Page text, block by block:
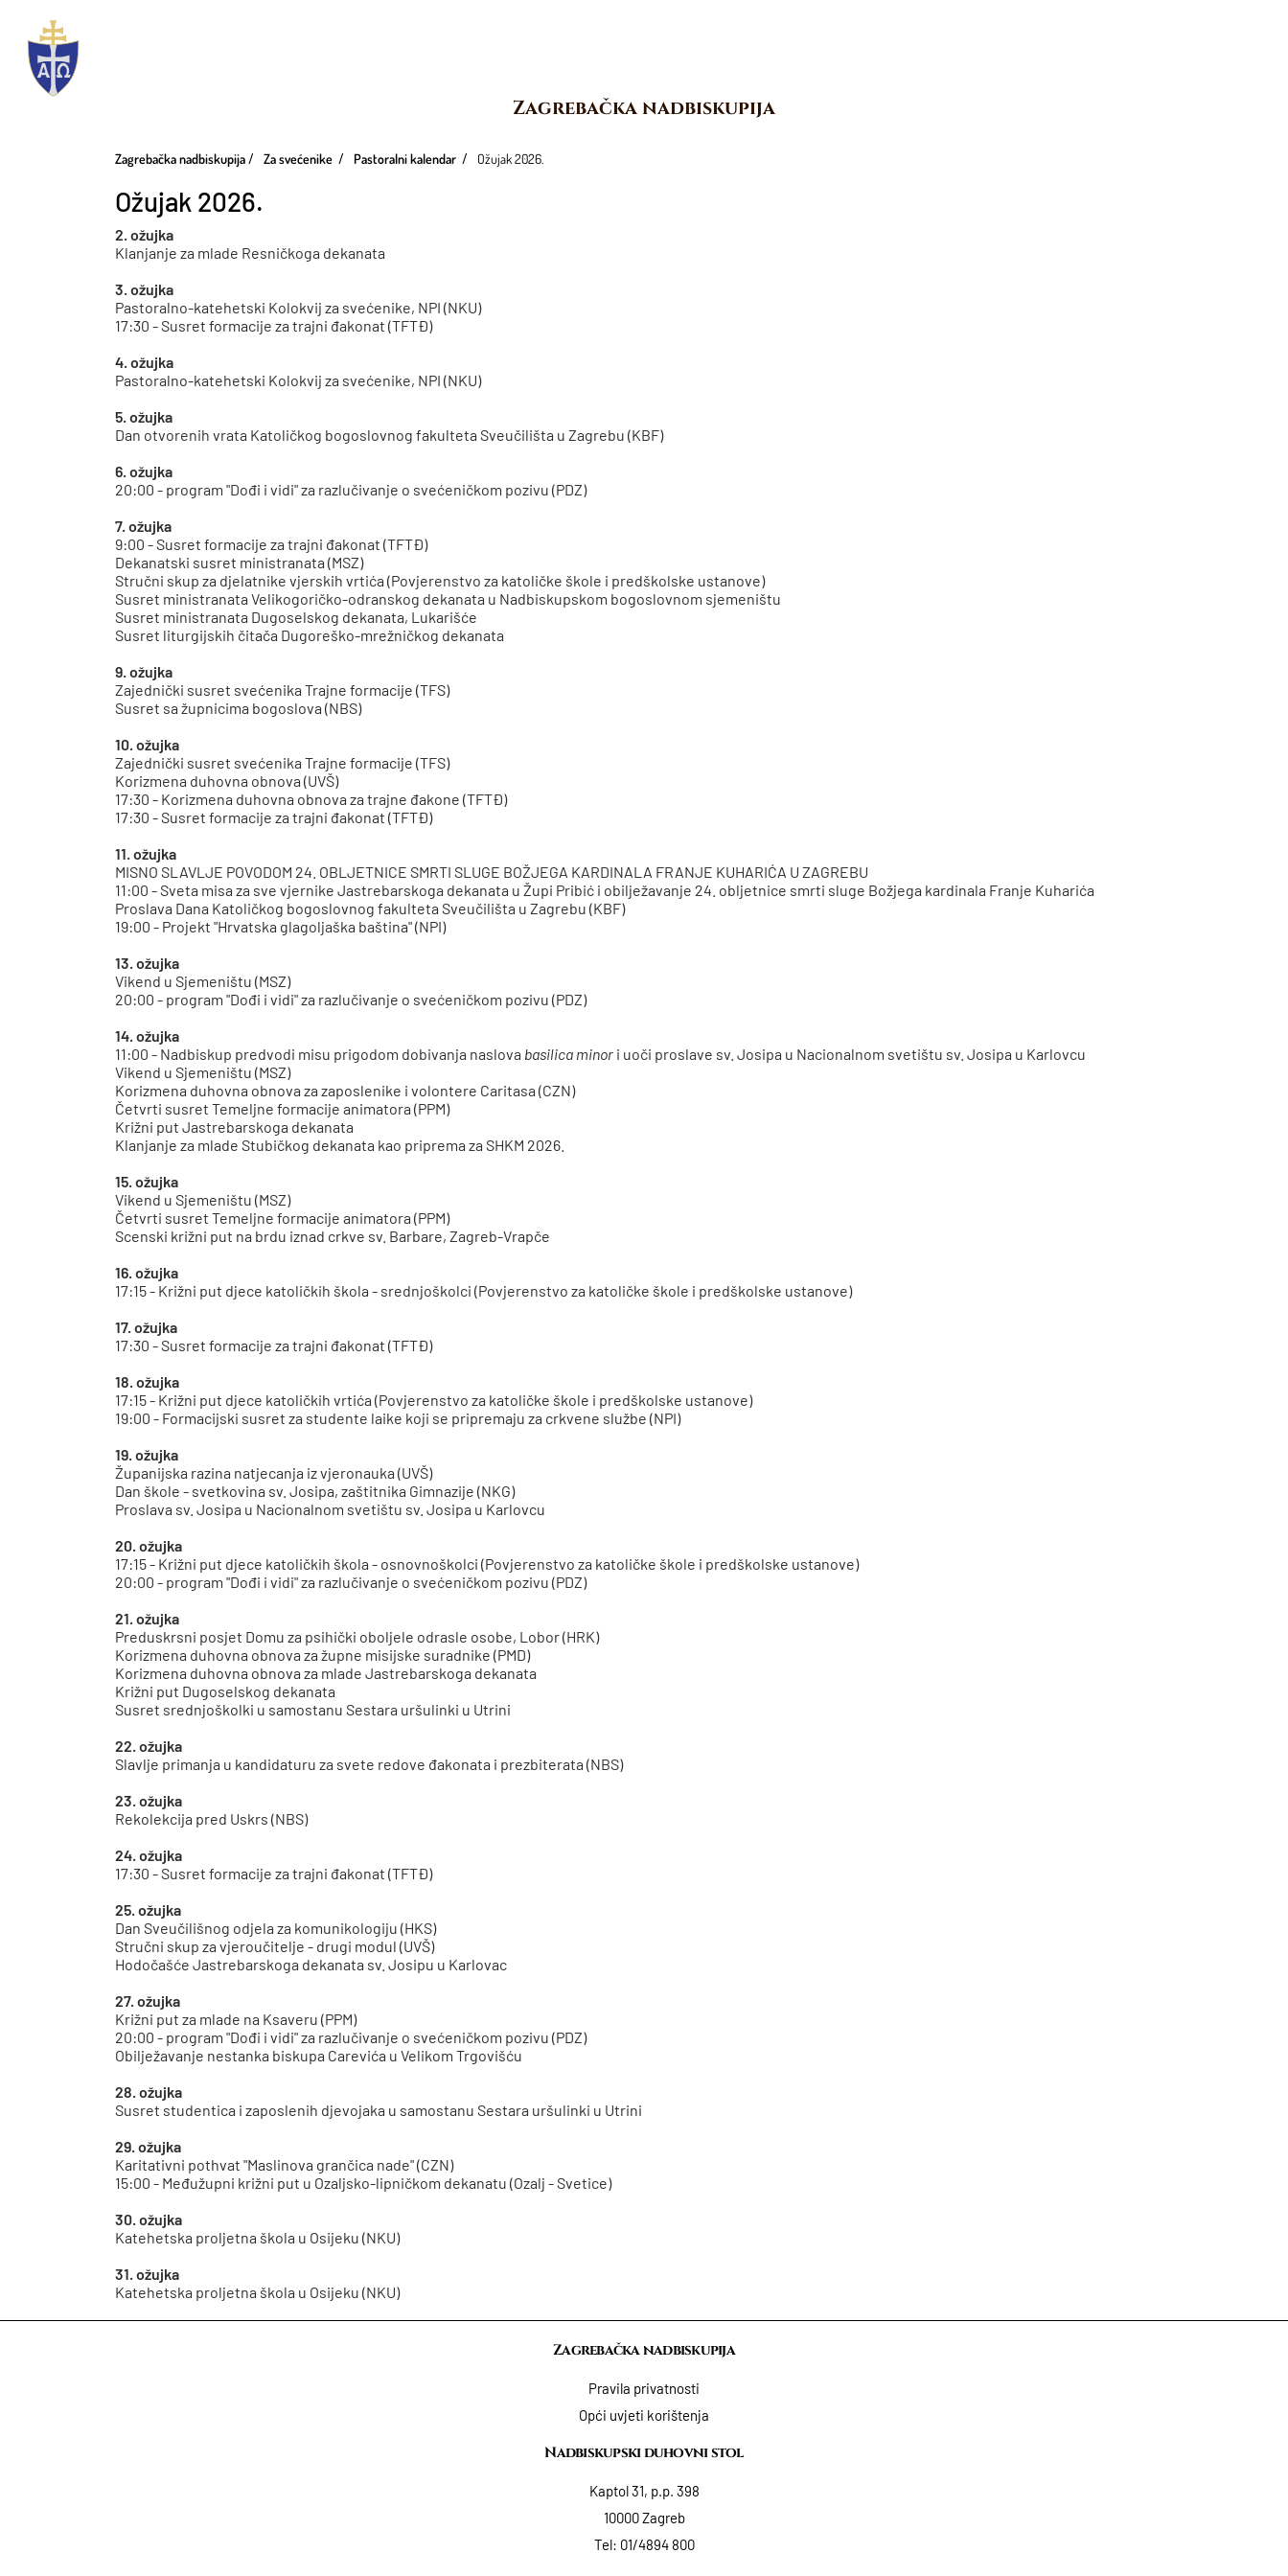
Zagrebačka nadbiskupija
Zagrebačka nadbiskupija Za svećenike Pastoralni kalendar Ožujak 2026.
Ožujak 2026.
2. ožujka
Klanjanje za mlade Resničkoga dekanata
3. ožujka
Pastoralno-katehetski Kolokvij za svećenike, NPI (NKU)
17:30 - Susret formacije za trajni đakonat (TFTĐ)
4. ožujka
Pastoralno-katehetski Kolokvij za svećenike, NPI (NKU)
5. ožujka
Dan otvorenih vrata Katoličkog bogoslovnog fakulteta Sveučilišta u Zagrebu (KBF)
6. ožujka
20:00 - program "Dođi i vidi" za razlučivanje o svećeničkom pozivu (PDZ)
7. ožujka
9:00 - Susret formacije za trajni đakonat (TFTĐ)
Dekanatski susret ministranata (MSZ)
Stručni skup za djelatnike vjerskih vrtića (Povjerenstvo za katoličke škole i predškolske ustanove)
Susret ministranata Velikogoričko-odranskog dekanata u Nadbiskupskom bogoslovnom sjemeništu
Susret ministranata Dugoselskog dekanata, Lukarišće
Susret liturgijskih čitača Dugoreško-mrežničkog dekanata
9. ožujka
Zajednički susret svećenika Trajne formacije (TFS)
Susret sa župnicima bogoslova (NBS)
10. ožujka
Zajednički susret svećenika Trajne formacije (TFS)
Korizmena duhovna obnova (UVŠ)
17:30 - Korizmena duhovna obnova za trajne đakone (TFTĐ)
17:30 - Susret formacije za trajni đakonat (TFTĐ)
11. ožujka
MISNO SLAVLJE POVODOM 24. OBLJETNICE SMRTI SLUGE BOŽJEGA KARDINALA FRANJE KUHARIĆA U ZAGREBU
11:00 - Sveta misa za sve vjernike Jastrebarskoga dekanata u Župi Pribić i obilježavanje 24. obljetnice smrti sluge Božjega kardinala Franje Kuharića
Proslava Dana Katoličkog bogoslovnog fakulteta Sveučilišta u Zagrebu (KBF)
19:00 - Projekt "Hrvatska glagoljaška baština" (NPI)
13. ožujka
Vikend u Sjemeništu (MSZ)
20:00 - program "Dođi i vidi" za razlučivanje o svećeničkom pozivu (PDZ)
14. ožujka
11:00 - Nadbiskup predvodi misu prigodom dobivanja naslova basilica minor i uoči proslave sv. Josipa u Nacionalnom svetištu sv. Josipa u Karlovcu
Vikend u Sjemeništu (MSZ)
Korizmena duhovna obnova za zaposlenike i volontere Caritasa (CZN)
Četvrti susret Temeljne formacije animatora (PPM)
Križni put Jastrebarskoga dekanata
Klanjanje za mlade Stubičkog dekanata kao priprema za SHKM 2026.
15. ožujka
Vikend u Sjemeništu (MSZ)
Četvrti susret Temeljne formacije animatora (PPM)
Scenski križni put na brdu iznad crkve sv. Barbare, Zagreb-Vrapče
16. ožujka
17:15 - Križni put djece katoličkih škola - srednjoškolci (Povjerenstvo za katoličke škole i predškolske ustanove)
17. ožujka
17:30 - Susret formacije za trajni đakonat (TFTĐ)
18. ožujka
17:15 - Križni put djece katoličkih vrtića (Povjerenstvo za katoličke škole i predškolske ustanove)
19:00 - Formacijski susret za studente laike koji se pripremaju za crkvene službe (NPI)
19. ožujka
Županijska razina natjecanja iz vjeronauka (UVŠ)
Dan škole - svetkovina sv. Josipa, zaštitnika Gimnazije (NKG)
Proslava sv. Josipa u Nacionalnom svetištu sv. Josipa u Karlovcu
20. ožujka
17:15 - Križni put djece katoličkih škola - osnovnoškolci (Povjerenstvo za katoličke škole i predškolske ustanove)
20:00 - program "Dođi i vidi" za razlučivanje o svećeničkom pozivu (PDZ)
21. ožujka
Preduskrsni posjet Domu za psihički oboljele odrasle osobe, Lobor (HRK)
Korizmena duhovna obnova za župne misijske suradnike (PMD)
Korizmena duhovna obnova za mlade Jastrebarskoga dekanata
Križni put Dugoselskog dekanata
Susret srednjoškolki u samostanu Sestara uršulinki u Utrini
22. ožujka
Slavlje primanja u kandidaturu za svete redove đakonata i prezbiterata (NBS)
23. ožujka
Rekolekcija pred Uskrs (NBS)
24. ožujka
17:30 - Susret formacije za trajni đakonat (TFTĐ)
25. ožujka
Dan Sveučilišnog odjela za komunikologiju (HKS)
Stručni skup za vjeroučitelje - drugi modul (UVŠ)
Hodočašće Jastrebarskoga dekanata sv. Josipu u Karlovac
27. ožujka
Križni put za mlade na Ksaveru (PPM)
20:00 - program "Dođi i vidi" za razlučivanje o svećeničkom pozivu (PDZ)
Obilježavanje nestanka biskupa Carevića u Velikom Trgovišću
28. ožujka
Susret studentica i zaposlenih djevojaka u samostanu Sestara uršulinki u Utrini
29. ožujka
Karitativni pothvat "Maslinova grančica nade" (CZN)
15:00 - Međužupni križni put u Ozaljsko-lipničkom dekanatu (Ozalj - Svetice)
30. ožujka
Katehetska proljetna škola u Osijeku (NKU)
31. ožujka
Katehetska proljetna škola u Osijeku (NKU)
Zagrebačka nadbiskupija
Pravila privatnosti
Opći uvjeti korištenja
Nadbiskupski duhovni stol
Kaptol 31, p.p. 398
10000 Zagreb
Tel: 01/4894 800